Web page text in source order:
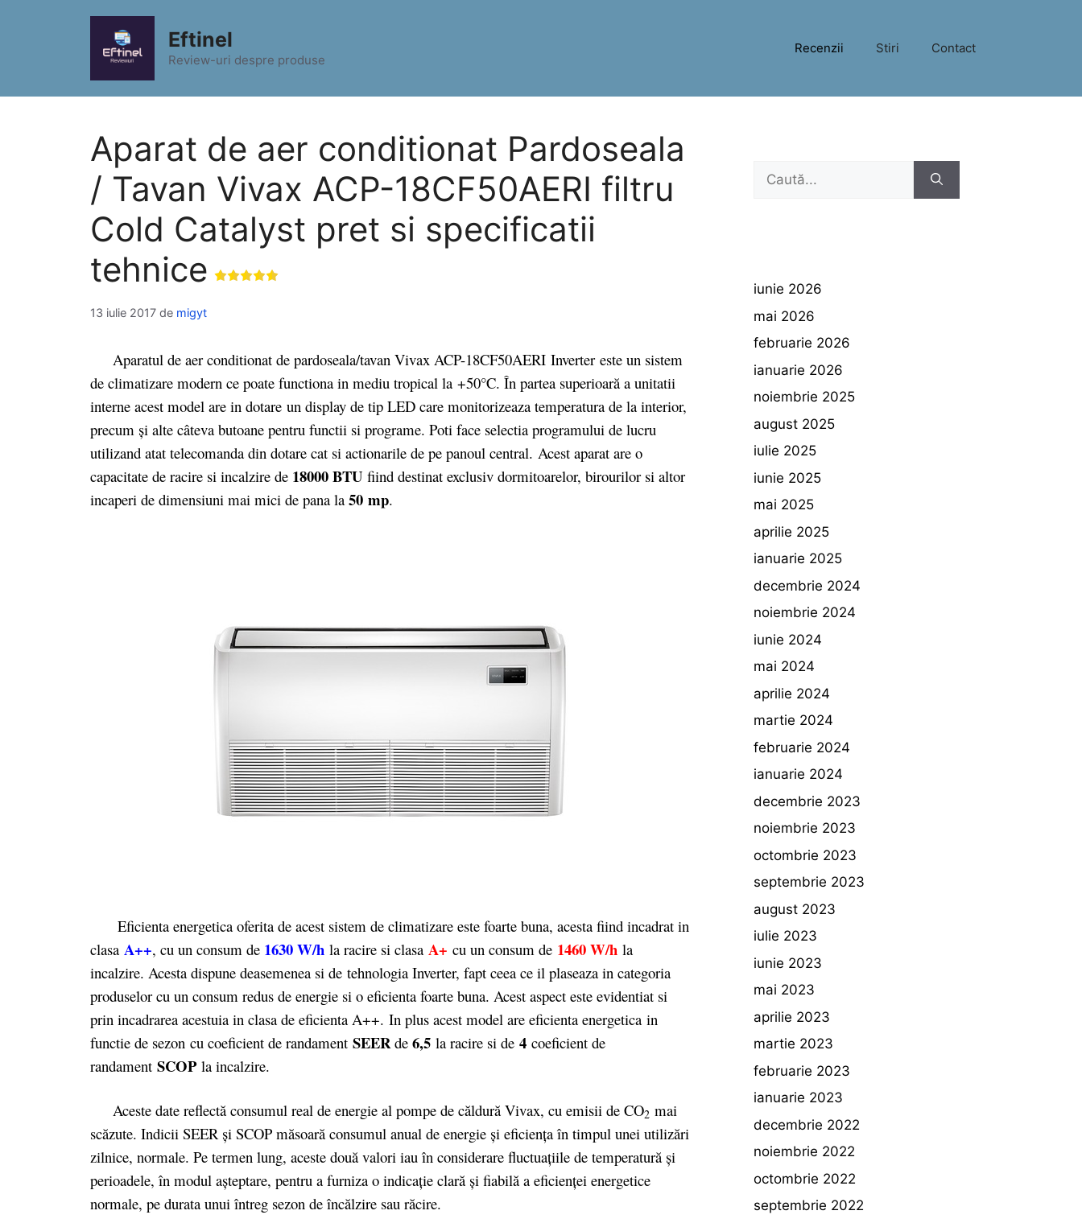
Eftinel
Review-uri despre produse
Recenzii Stiri Contact
Aparat de aer conditionat Pardoseala
/ Tavan Vivax ACP-18CF50AERI filtru
Cold Catalyst pret si specificatii
tehnice
13 iulie 2017 de migyt
Aparatul de aer conditionat de pardoseala/tavan Vivax ACP-18CF50AERI Inverter este un sistem
de climatizare modern ce poate functiona in mediu tropical la +50°C. În partea superioară a unitatii
interne acest model are in dotare un display de tip LED care monitorizeaza temperatura de la interior,
precum și alte câteva butoane pentru functii si programe. Poti face selectia programului de lucru
utilizand atat telecomanda din dotare cat si actionarile de pe panoul central. Acest aparat are o
capacitate de racire si incalzire de 18000 BTU fiind destinat exclusiv dormitoarelor, birourilor si altor
incaperi de dimensiuni mai mici de pana la 50 mp.
Eficienta energetica oferita de acest sistem de climatizare este foarte buna, acesta fiind incadrat in
clasa A++, cu un consum de 1630 W/h la racire si clasa A+ cu un consum de 1460 W/h la
incalzire. Acesta dispune deasemenea si de tehnologia Inverter, fapt ceea ce il plaseaza in categoria
produselor cu un consum redus de energie si o eficienta foarte buna. Acest aspect este evidentiat si
prin incadrarea acestuia in clasa de eficienta A++. In plus acest model are eficienta energetica in
functie de sezon cu coeficient de randament SEERde 6,5 la racire si de 4 coeficient de
randament SCOPla incalzire.
Aceste date reflectă consumul real de energie al pompe de căldură Vivax, cu emisii de CO2 mai
scăzute. Indicii SEER şi SCOP măsoară consumul anual de energie şi eficienţa în timpul unei utilizări
zilnice, normale. Pe termen lung, aceste două valori iau în considerare fluctuaţiile de temperatură şi
perioadele, în modul aşteptare, pentru a furniza o indicaţie clară şi fiabilă a eficienţei energetice
normale, pe durata unui întreg sezon de încălzire sau răcire.
Caută
iunie 2026
mai 2026
februarie 2026
ianuarie 2026
noiembrie 2025
august 2025
iulie 2025
iunie 2025
mai 2025
aprilie 2025
ianuarie 2025
decembrie 2024
noiembrie 2024
iunie 2024
mai 2024
aprilie 2024
martie 2024
februarie 2024
ianuarie 2024
decembrie 2023
noiembrie 2023
octombrie 2023
septembrie 2023
august 2023
iulie 2023
iunie 2023
mai 2023
aprilie 2023
martie 2023
februarie 2023
ianuarie 2023
decembrie 2022
noiembrie 2022
octombrie 2022
septembrie 2022